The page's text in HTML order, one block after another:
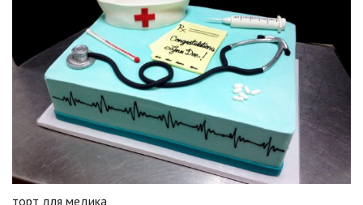
торт для медика